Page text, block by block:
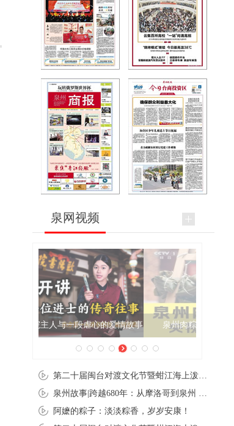
泉网视频
泉州肉粽亮相央视《新闻联播》
阿嬷的粽子：淡淡粽香，岁岁安康！